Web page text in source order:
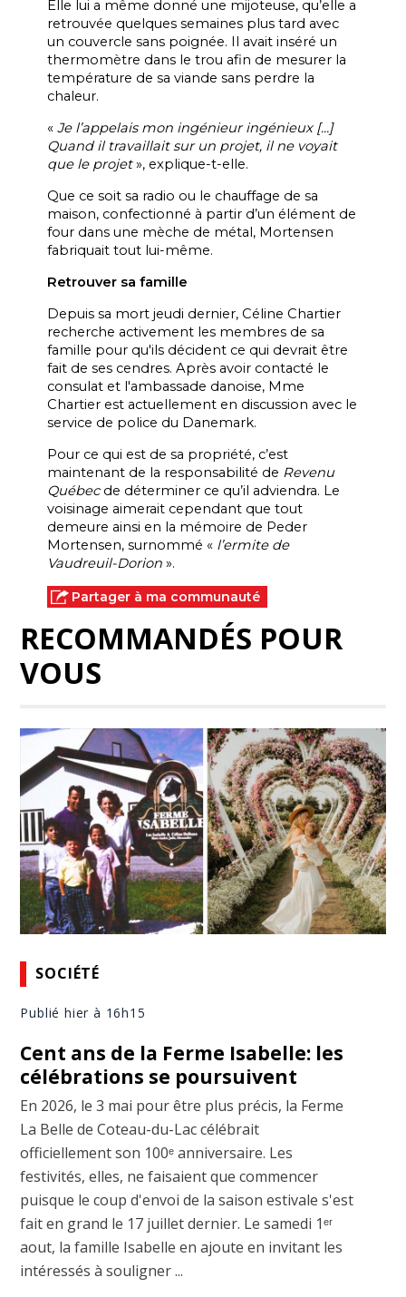
Elle lui a même donné une mijoteuse, qu’elle a
retrouvée quelques semaines plus tard avec
un couvercle sans poignée. Il avait inséré un
thermomètre dans le trou afin de mesurer la
température de sa viande sans perdre la
chaleur.
«Je l’appelais mon ingénieur ingénieux [...]
Quand il travaillait sur un projet, il ne voyait
que le projet», explique-t-elle.
Que ce soit sa radio ou le chauffage de sa
maison, confectionné à partir d’un élément de
four dans une mèche de métal, Mortensen
fabriquait tout lui-même.
Retrouver sa famille
Depuis sa mort jeudi dernier, Céline Chartier
recherche activement les membres de sa
famille pour qu'ils décident ce qui devrait être
fait de ses cendres. Après avoir contacté le
consulat et l'ambassade danoise, Mme
Chartier est actuellement en discussion avec le
service de police du Danemark.
Pour ce qui est de sa propriété, c’est
maintenant de la responsabilité de Revenu
Québec de déterminer ce qu’il adviendra. Le
voisinage aimerait cependant que tout
demeure ainsi en la mémoire de Peder
Mortensen, surnommé « l’ermite de
Vaudreuil-Dorion».
Partager à ma communauté
RECOMMANDÉS POUR
VOUS
SOCIÉTÉ
Publié hier à 16h15
Cent ans de la Ferme Isabelle: les
célébrations se poursuivent
En 2026, le 3 mai pour être plus précis, la Ferme
La Belle de Coteau-du-Lac célébrait
officiellement son 100ᵉ anniversaire. Les
festivités, elles, ne faisaient que commencer
puisque le coup d'envoi de la saison estivale s'est
fait en grand le 17 juillet dernier. Le samedi 1ᵉʳ
aout, la famille Isabelle en ajoute en invitant les
intéressés à souligner ...